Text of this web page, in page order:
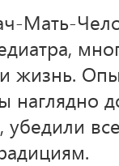
Мать-
жизнь.
наглядно